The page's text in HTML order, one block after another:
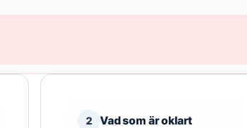
2 Vad som är oklart